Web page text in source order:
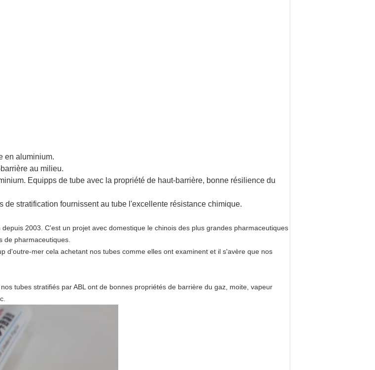
en aluminium.
au milieu.
Equipps de tube avec la propriété de haut-barrière, bonne résilience du
de stratification fournissent au tube l'excellente résistance chimique.
2003. C'est un projet avec domestique le chinois des plus grandes pharmaceutiques
de pharmaceutiques.
d'outre-mer cela achetant nos tubes comme elles ont examinent et il s'avère que nos
tubes stratifiés par ABL ont de bonnes propriétés de barrière du gaz, moite, vapeur